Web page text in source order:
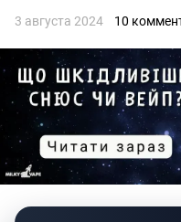
3 августа 2024 10